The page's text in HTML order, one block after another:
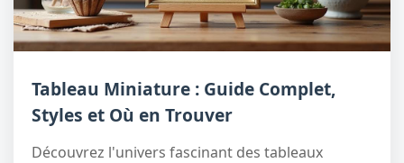
Tableau Miniature : Guide Complet,
Styles et Où en Trouver
Découvrez l'univers fascinant des tableaux